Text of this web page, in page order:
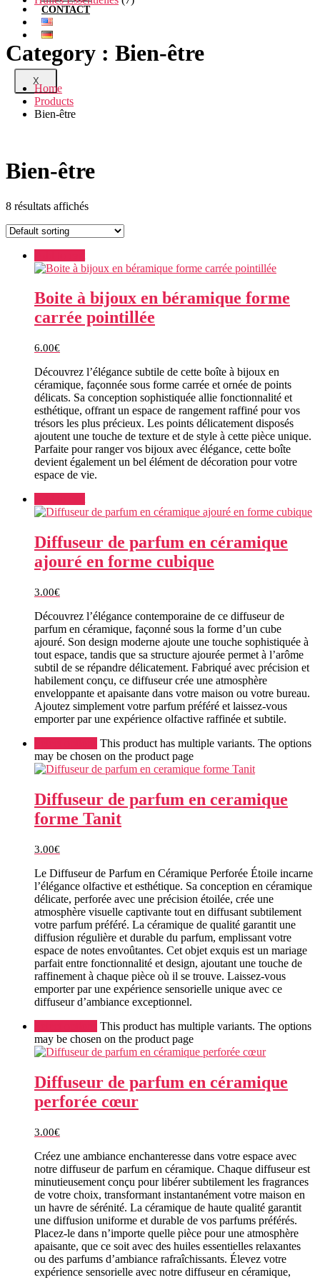
CONTACT
X
Category : Bien-être
Home
Products
Bien-être
Bien-être
8 résultats affichés
Boite à bijoux en béramique forme
carrée pointillée
6.00€
Découvrez l’élégance subtile de cette boîte à bijoux en
céramique, façonnée sous forme carrée et ornée de points
délicats. Sa conception sophistiquée allie fonctionnalité et
esthétique, offrant un espace de rangement raffiné pour vos
trésors les plus précieux. Les points délicatement disposés
ajoutent une touche de texture et de style à cette pièce unique.
Parfaite pour ranger vos bijoux avec élégance, cette boîte
devient également un bel élément de décoration pour votre
espace de vie.
Diffuseur de parfum en céramique
ajouré en forme cubique
3.00€
Découvrez l’élégance contemporaine de ce diffuseur de
parfum en céramique, façonné sous la forme d’un cube
ajouré. Son design moderne ajoute une touche sophistiquée à
tout espace, tandis que sa structure ajourée permet à l’arôme
subtil de se répandre délicatement. Fabriqué avec précision et
habilement conçu, ce diffuseur crée une atmosphère
enveloppante et apaisante dans votre maison ou votre bureau.
Ajoutez simplement votre parfum préféré et laissez-vous
emporter par une expérience olfactive raffinée et subtile.
This product has multiple variants. The options
may be chosen on the product page
Diffuseur de parfum en ceramique
forme Tanit
3.00€
Le Diffuseur de Parfum en Céramique Perforée Étoile incarne
l’élégance olfactive et esthétique. Sa conception en céramique
délicate, perforée avec une précision étoilée, crée une
atmosphère visuelle captivante tout en diffusant subtilement
votre parfum préféré. La céramique de qualité garantit une
diffusion régulière et durable du parfum, emplissant votre
espace de notes envoûtantes. Cet objet exquis est un mariage
parfait entre fonctionnalité et design, ajoutant une touche de
raffinement à chaque pièce où il se trouve. Laissez-vous
emporter par une expérience sensorielle unique avec ce
diffuseur d’ambiance exceptionnel.
This product has multiple variants. The options
may be chosen on the product page
Diffuseur de parfum en céramique
perforée cœur
3.00€
Créez une ambiance enchanteresse dans votre espace avec
notre diffuseur de parfum en céramique. Chaque diffuseur est
minutieusement conçu pour libérer subtilement les fragrances
de votre choix, transformant instantanément votre maison en
un havre de sérénité. La céramique de haute qualité garantit
une diffusion uniforme et durable de vos parfums préférés.
Placez-le dans n’importe quelle pièce pour une atmosphère
apaisante, que ce soit avec des huiles essentielles relaxantes
ou des parfums d’ambiance rafraîchissants. Élevez votre
expérience sensorielle avec notre diffuseur en céramique,